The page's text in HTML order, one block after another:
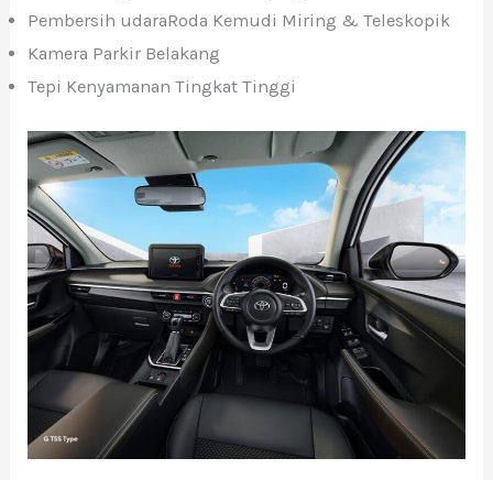
Pembersih udaraRoda Kemudi Miring & Teleskopik
Kamera Parkir Belakang
Tepi Kenyamanan Tingkat Tinggi